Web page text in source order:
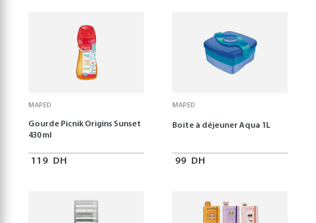
MAPED
Gourde Picnik Origins Sunset
430 ml
119 DH
MAPED
Boite à déjeuner Aqua 1L
99 DH